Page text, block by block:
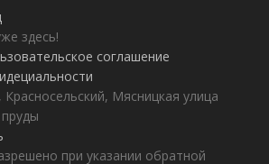
здесь!
соглашение
Мясницкая улица
при указании обратной